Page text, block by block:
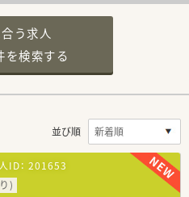
う求人
を検索する
並び順
ID： 201653
)